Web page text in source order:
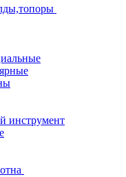
инструмент